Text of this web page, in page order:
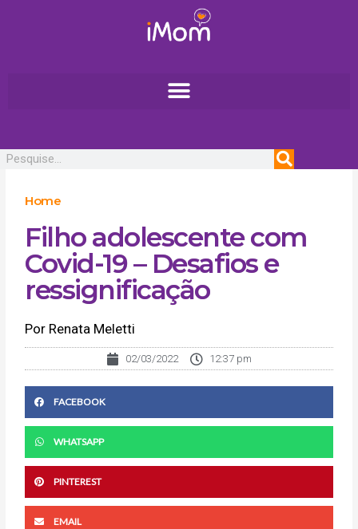
Home
Filho adolescente com
Covid-19 – Desafios e
ressignificação
Por Renata Meletti
02/03/2022 12:37 pm
FACEBOOK
WHATSAPP
PINTEREST
EMAIL